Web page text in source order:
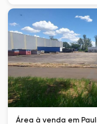
Área à venda em